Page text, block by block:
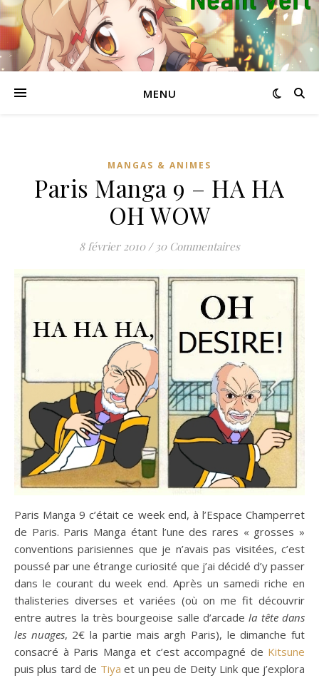
MENU
MANGAS & ANIMES
Paris Manga 9 – HA HA
OH WOW
8 février 2010 / 30 Commentaires
Paris Manga 9 c’était ce week end, à l’Espace Champerret
de Paris. Paris Manga étant l’une des rares « grosses »
conventions parisiennes que je n’avais pas visitées, c’est
poussé par une étrange curiosité que j’ai décidé d’y passer
dans le courant du week end. Après un samedi riche en
thalisteries diverses et variées (où on me fit découvrir
entre autres la très bourgeoise salle d’arcadela tête dans
les nuages, 2€ la partie mais argh Paris), le dimanche fut
consacré à Paris Manga et c’est accompagné de Kitsune
puis plus tard de Tiya et un peu de Deity Link que j’explora